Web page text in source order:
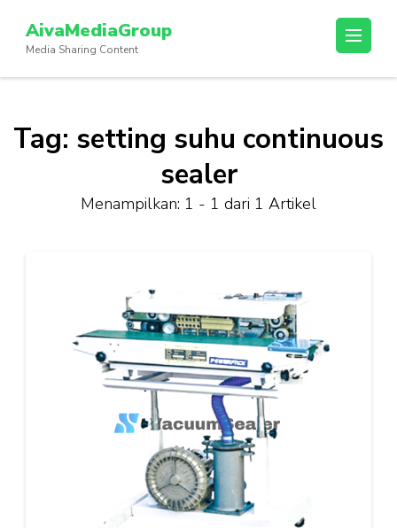
konten
(Tekan
AivaMediaGroup
Media Sharing Content
Tag: setting suhu continuous
sealer
Menampilkan: 1 - 1 dari 1 Artikel